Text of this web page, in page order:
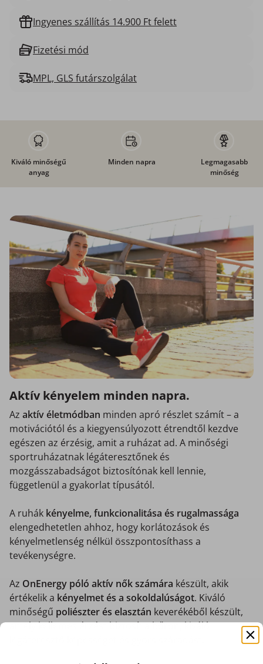
Ingyenes szállítás 14.900 Ft felett
Fizetési mód
MPL, GLS futárszolgálat
Kiváló minőségű
anyag
Minden napra
Legmagasabb
minőség
Aktív kényelem minden napra.
Az aktív életmódban minden apró részlet számít – a
motivációtól és a kiegyensúlyozott étrendtől kezdve
egészen az érzésig, amit a ruházat ad. A minőségi
sportruházatnak légáteresztőnek és
mozgásszabadságot biztosítónak kell lennie,
függetlenül a gyakorlat típusától.
A ruhák kényelme, funkcionalitása és rugalmassága
elengedhetetlen ahhoz, hogy korlátozások és
kényelmetlenség nélkül összpontosíthass a
tevékenységre.
Az OnEnergy póló aktív nők számára készült, akik
értékelik a kényelmet és a sokoldalúságot. Kiváló
minőségű poliészter és elasztán keverékéből készült,
amely kellemes érzést biztosít a bőrön, kiváló